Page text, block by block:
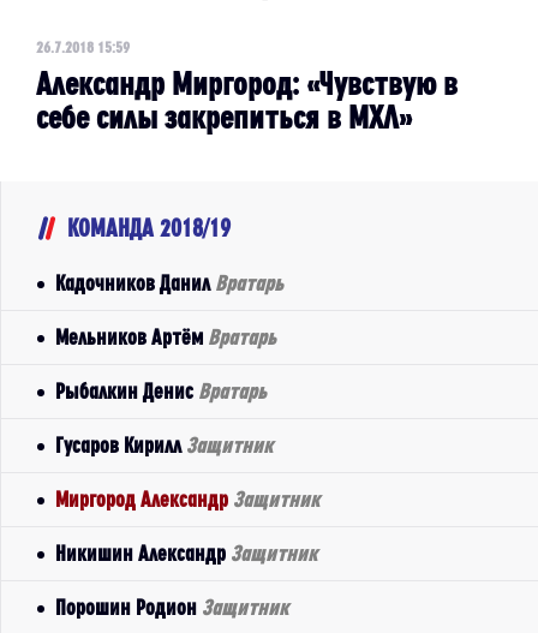
26.7.2018 15:59
Александр Миргород: «Чувствую в
себе силы закрепиться в МХЛ»
КОМАНДА 2018/19
Кадочников Данил Вратарь
Мельников Артём Вратарь
Рыбалкин Денис Вратарь
Гусаров Кирилл Защитник
Миргород Александр Защитник
Никишин Александр Защитник
Порошин Родион Защитник